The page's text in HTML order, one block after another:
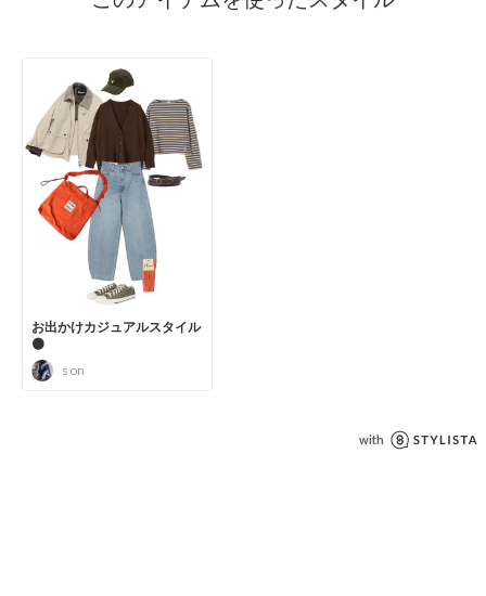
がある場合はメールにてお問い合わせください。
※一部商品において弊社カラー表記がメーカーカラー表記と異
なる場合があります。
※ブラウザやお使いのモニター環境により、掲載画像と実際の
商品の色味が若干異なる場合があります。
※掲載の価格・製品のパッケージ・デザイン・仕様について、
予告なく変更することがあります。あらかじめご了承くださ
い。2025年秋冬モデル 2025fwmodel コンバース CONVERSE
スーパースポーツゼビオ ゼビオ Super Sports XEBIO スポー
ツシューズ 靴 キャンパス地 Men's Mens メンズ めんず 男性
街履き 町履き カジュアル スポーツ タウン タウンシューズ シ
ューズ 運動靴 普段履き 人気 カーキ sp10cp815 cpl92r ss255
09cpn 250915cpn shcpn1225 2601dp 260130_viccpn 0509
mpccon 2605new_sne